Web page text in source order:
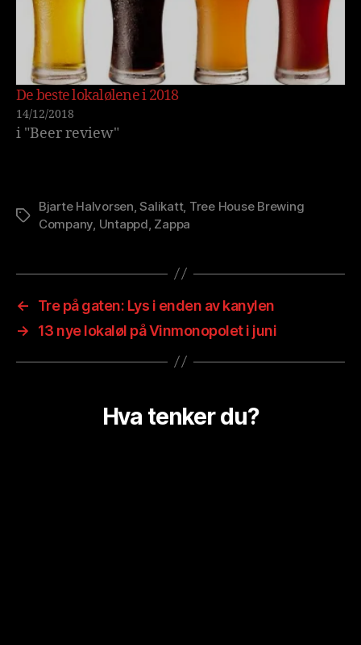
De beste lokalølene i 2018
14/12/2018
i "Beer review"
Stikkord
Bjarte Halvorsen ,Salikatt, Tree House Brewing
Company Untappd Zappa
←
Tre på gaten: Lys i enden av kanylen
→
13 nye lokaløl på Vinmonopolet i juni
Hva tenker du?